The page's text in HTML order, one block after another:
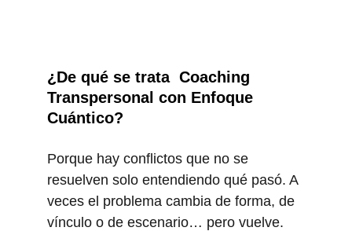
Porque hay conflictos que no se
resuelven solo entendiendo qué pasó. A
veces el problema cambia de forma, de
vínculo o de escenario… pero vuelve.
¿De qué se trata  Coaching
Transpersonal con Enfoque
Cuántico?